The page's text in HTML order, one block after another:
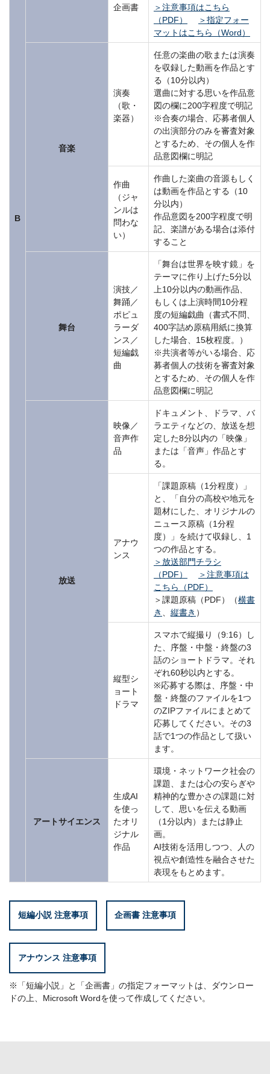
B
企画書
＞注意事項はこちら
（PDF）
＞指定フォー
マットはこちら（Word）
音楽
演奏
（歌・
楽器）
任意の楽曲の歌または演奏
を収録した動画を作品とす
る（10分以内）
選曲に対する思いを作品意
図の欄に200字程度で明記
※合奏の場合、応募者個人
の出演部分のみを審査対象
とするため、その個人を作
品意図欄に明記
作曲
（ジャ
ンルは
問わな
い）
作曲した楽曲の音源もしく
は動画を作品とする（10
分以内）
作品意図を200字程度で明
記、楽譜がある場合は添付
すること
舞台
演技／
舞踊／
ポピュ
ラーダ
ンス／
短編戯
曲
「舞台は世界を映す鏡」を
テーマに作り上げた5分以
上10分以内の動画作品、
もしくは上演時間10分程
度の短編戯曲（書式不問、
400字詰め原稿用紙に換算
した場合、15枚程度。）
※共演者等がいる場合、応
募者個人の技術を審査対象
とするため、その個人を作
品意図欄に明記
放送
映像／
音声作
品
ドキュメント、ドラマ、バ
ラエティなどの、放送を想
定した8分以内の「映像」
または「音声」作品とす
る。
アナウ
ンス
「課題原稿（1分程度）」
と、「自分の高校や地元を
題材にした、オリジナルの
ニュース原稿（1分程
度）」を続けて収録し、1
つの作品とする。
＞放送部門チラシ
（PDF）
＞注意事項は
こちら（PDF）
＞課題原稿（PDF）（横書
き
縦書き ）
縦型シ
ョート
ドラマ
スマホで縦撮り（9:16）し
た、序盤・中盤・終盤の3
話のショートドラマ。それ
ぞれ60秒以内とする。
※応募する際は、序盤・中
盤・終盤のファイルを1つ
のZIPファイルにまとめて
応募してください。その3
話で1つの作品として扱い
ます。
アートサイエンス
生成AI
を使っ
たオリ
ジナル
作品
環境・ネットワーク社会の
課題、または心の安らぎや
精神的な豊かさの課題に対
して、思いを伝える動画
（1分以内）または静止
画。
AI技術を活用しつつ、人の
視点や創造性を融合させた
表現をもとめます。
短編小説 注意事項 企画書 注意事項
アナウンス 注意事項
※「短編小説」と「企画書」の指定フォーマットは、ダウンロー
ドの上、Microsoft Wordを使って作成してください。